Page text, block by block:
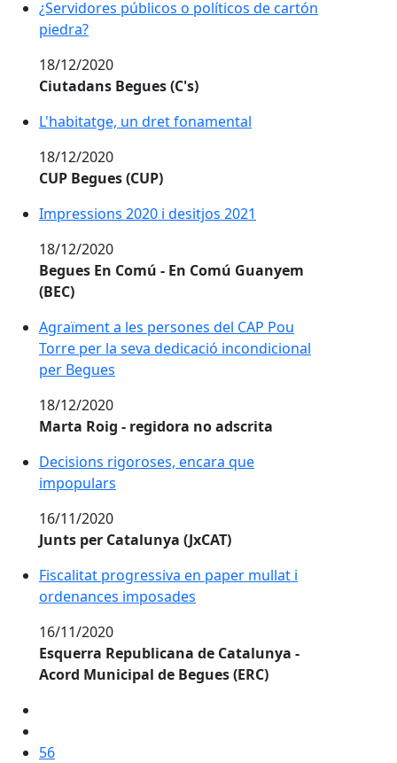
¿Servidores públicos o políticos de cartón
piedra?
18/12/2020
Ciutadans Begues (C's)
L'habitatge, un dret fonamental
18/12/2020
CUP Begues (CUP)
Impressions 2020 i desitjos 2021
18/12/2020
Begues En Comú - En Comú Guanyem
(BEC)
Agraïment a les persones del CAP Pou
Torre per la seva dedicació incondicional
per Begues
18/12/2020
Marta Roig - regidora no adscrita
Decisions rigoroses, encara que
impopulars
16/11/2020
Junts per Catalunya (JxCAT)
Fiscalitat progressiva en paper mullat i
ordenances imposades
16/11/2020
Esquerra Republicana de Catalunya -
Acord Municipal de Begues (ERC)
56